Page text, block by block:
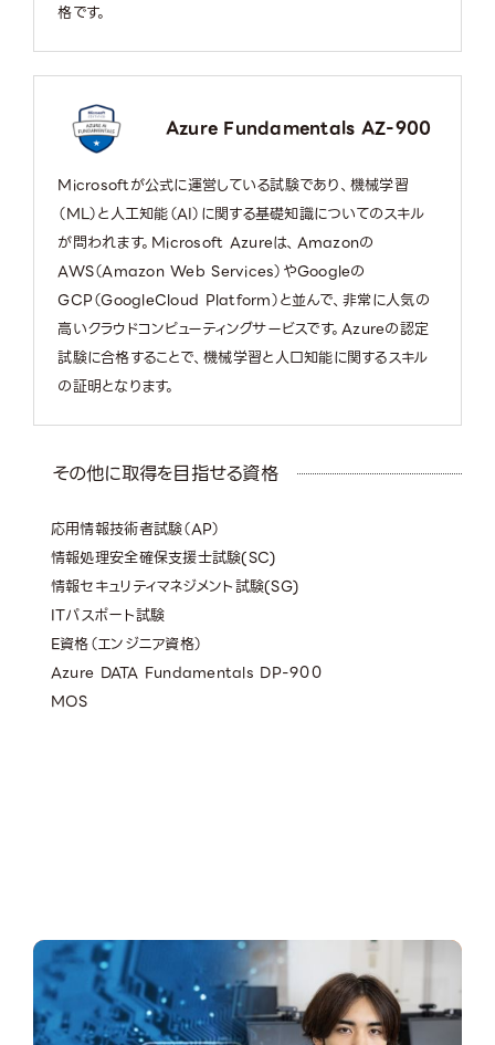
格です。
Azure Fundamentals AZ-900
Microsoftが公式に運営している試験であり、機械学習
（ML）と人工知能（AI）に関する基礎知識についてのスキル
が問われます。Microsoft Azureは、Amazonの
AWS（Amazon Web Services）やGoogleの
GCP（GoogleCloud Platform）と並んで、非常に人気の
高いクラウドコンピューティングサービスです。Azureの認定
試験に合格することで、機械学習と人口知能に関するスキル
の証明となります。
その他に取得を目指せる資格
応用情報技術者試験（AP）
情報処理安全確保支援士試験(SC)
情報セキュリティマネジメント試験(SG)
ITパスポート試験
E資格（エンジニア資格）
Azure DATA Fundamentals DP-900
MOS